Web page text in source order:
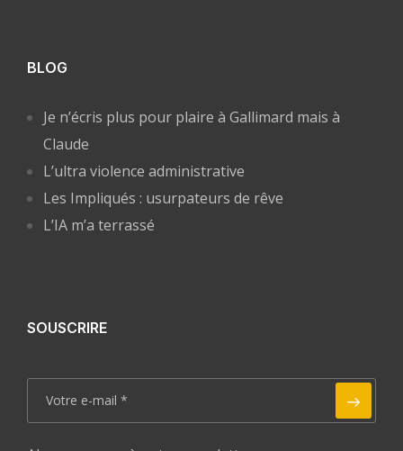
BLOG
Je n’écris plus pour plaire à Gallimard mais à
Claude
L’ultra violence administrative
Les Impliqués : usurpateurs de rêve
L’IA m’a terrassé
SOUSCRIRE